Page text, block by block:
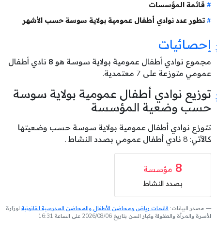
قائمة المؤسسات
تطور عدد نوادي أطفال عمومية بولاية سوسة حسب الأشهر
إحصائيات
مجموع نوادي أطفال عمومية بولاية سوسة هو 8 نادي أطفال
عمومي متوزعة على 7 معتمدية.
توزيع نوادي أطفال عمومية بولاية سوسة
حسب وضعية المؤسسة
تتوزع نوادي أطفال عمومية بولاية سوسة حسب وضعيتها
كالآتي: 8 نادي أطفال عمومي بصدد النشاط .
8 مؤسسة
بصدد النشاط
مصدر البيانات: قائمات رياض ومحاضن الأطفال والمحاضن المدرسية القانونية لوزارة
الأسرة والمرأة والطفولة وكبار السن بتاريخ 2026/08/06 على الساعة 16:31